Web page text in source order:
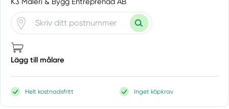
Vårgårda
Vargön
Väring
Västra Frölunda
Västra Götalands län
Lägg till målare
Helt kostnadsfritt Inget köpkrav